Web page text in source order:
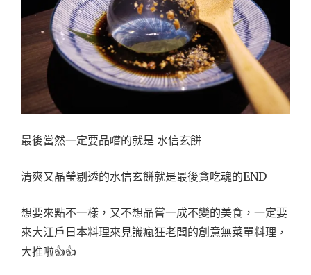
最後當然一定要品嚐的就是 水信玄餅
清爽又晶瑩剔透的水信玄餅就是最後貪吃魂的END
想要來點不一樣，又不想品嘗一成不變的美食，一定要
來大江戶日本料理來見識瘋狂老闆的創意無菜單料理，
大推啦👍👍